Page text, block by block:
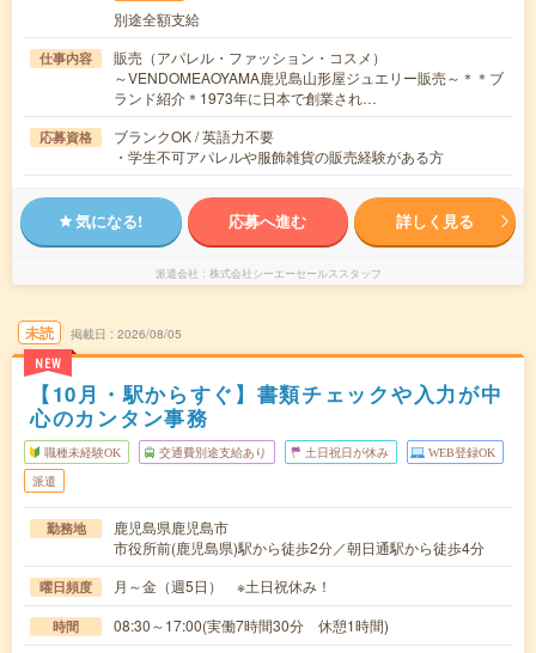
別途全額支給
仕事内容
販売（アパレル・ファッション・コスメ）
～VENDOMEAOYAMA鹿児島山形屋ジュエリー販売～＊＊ブ
ランド紹介＊1973年に日本で創業され…
応募資格
ブランクOK / 英語力不要
・学生不可アパレルや服飾雑貨の販売経験がある方
気になる! 応募へ進む 詳しく見る
派遣会社 株式会社シーエーセールススタッフ
未読
NEW
掲載日 2026/08/05
【10月・駅からすぐ】書類チェックや入力が中
心のカンタン事務
職種未経験OK 交通費別途支給あり 土日祝日が休み WEB登録OK
派遣
勤務地
鹿児島県鹿児島市
市役所前(鹿児島県)駅から徒歩2分／朝日通駅から徒歩4分
曜日頻度 月～金（週5日） ※土日祝休み！
時間 08:30～17:00(実働7時間30分 休憩1時間)